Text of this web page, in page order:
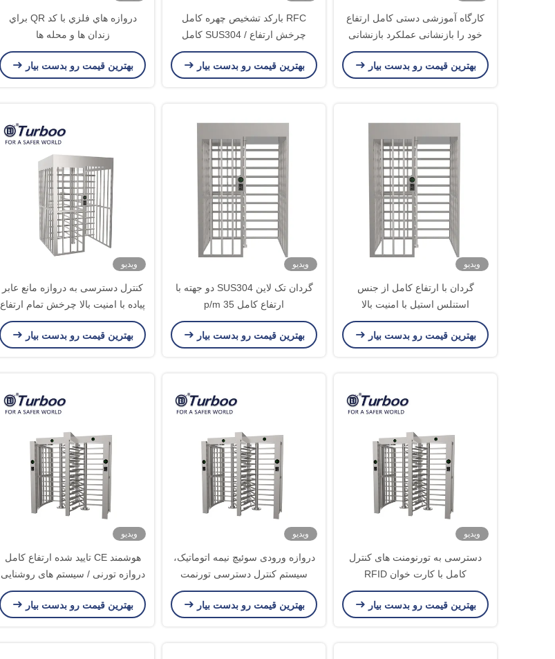
کارگاه آموزشی دستی کامل ارتفاع
خود را بازنشانی عملکرد بازنشانی
ISO9001 CE گواهی
بهترین قیمت رو بدست بیار
RFC بارکد تشخیص چهره کامل
چرخش ارتفاع / SUS304 کامل
ارتفاع دروازه 24V
بهترین قیمت رو بدست بیار
دروازه هاي فلزي با کد QR براي
زندان ها و محله ها
بهترین قیمت رو بدست بیار
ویدیو
گردان با ارتفاع کامل از جنس
استنلس استیل با امنیت بالا
بهترین قیمت رو بدست بیار
ویدیو
گردان تک لاین SUS304 دو جهته با
ارتفاع کامل 35 p/m
بهترین قیمت رو بدست بیار
ویدیو
کنترل دسترسی به دروازه مانع عابر
پیاده با امنیت بالا چرخش تمام ارتفاع
بهترین قیمت رو بدست بیار
ویدیو
دسترسی به تورنومنت های کنترل
کامل با کارت خوان RFID
بهترین قیمت رو بدست بیار
ویدیو
دروازه ورودی سوئیچ نیمه اتوماتیک،
سیستم کنترل دسترسی تورنمت
Double Lane
بهترین قیمت رو بدست بیار
ویدیو
هوشمند CE تایید شده ارتفاع کامل
دروازه تورنی / سیستم های روشنایی
تورنی
بهترین قیمت رو بدست بیار